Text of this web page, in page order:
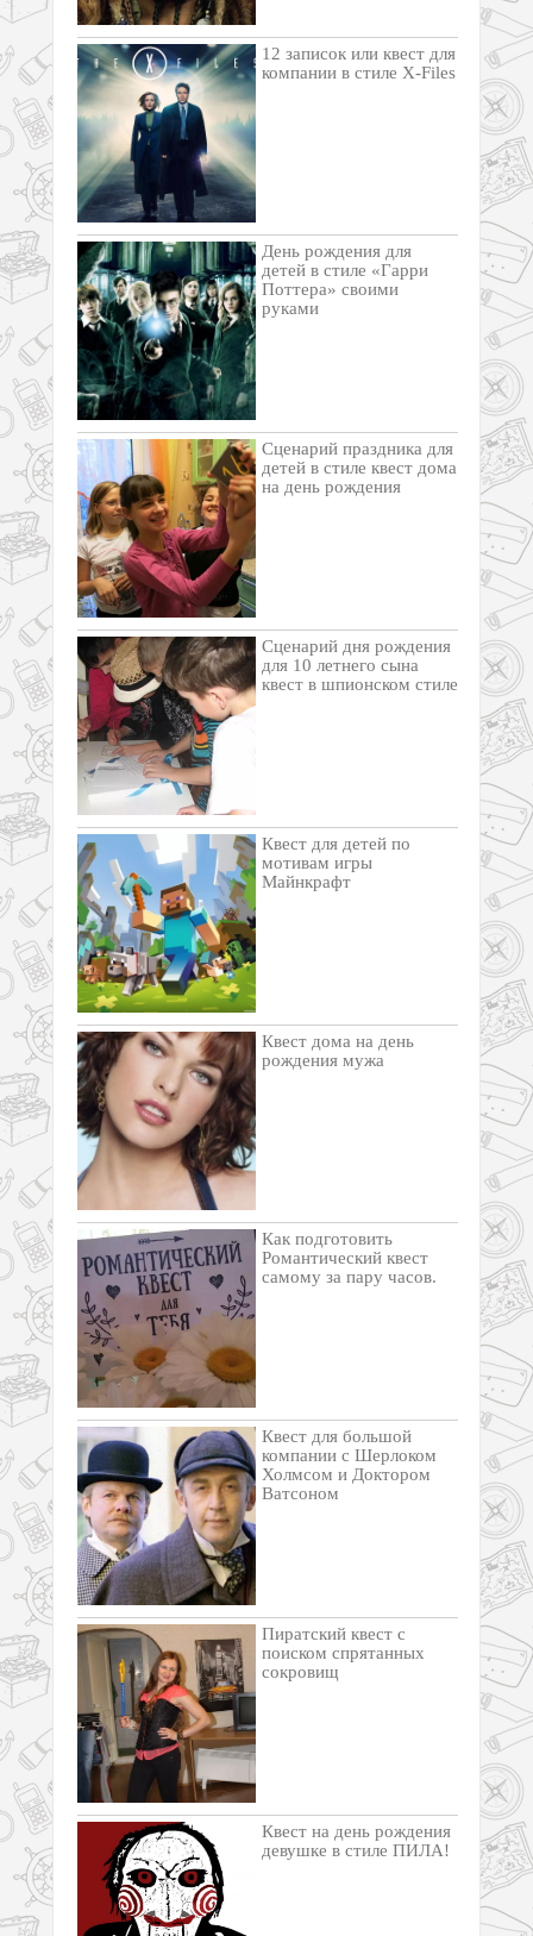
12 записок или квест для
компании в стиле X-Files
День рождения для
детей в стиле «Гарри
Поттера» своими
руками
Cценарий праздника для
детей в стиле квест дома
на день рождения
Сценарий дня рождения
для 10 летнего сына
квест в шпионском стиле
Квест для детей по
мотивам игры
Майнкрафт
Квест дома на день
рождения мужа
Как подготовить
Романтический квест
самому за пару часов.
Квест для большой
компании с Шерлоком
Холмсом и Доктором
Ватсоном
Пиратский квест с
поиском спрятанных
сокровищ
Квест на день рождения
девушке в стиле ПИЛА!